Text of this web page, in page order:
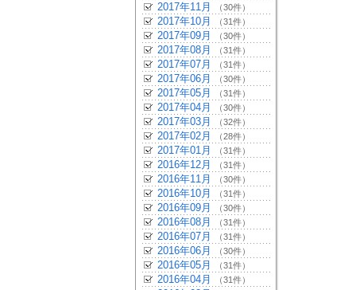
2017年11月 （30件）
2017年10月 （31件）
2017年09月 （30件）
2017年08月 （31件）
2017年07月 （31件）
2017年06月 （30件）
2017年05月 （31件）
2017年04月 （30件）
2017年03月 （32件）
2017年02月 （28件）
2017年01月 （31件）
2016年12月 （31件）
2016年11月 （30件）
2016年10月 （31件）
2016年09月 （30件）
2016年08月 （31件）
2016年07月 （31件）
2016年06月 （30件）
2016年05月 （31件）
2016年04月 （31件）